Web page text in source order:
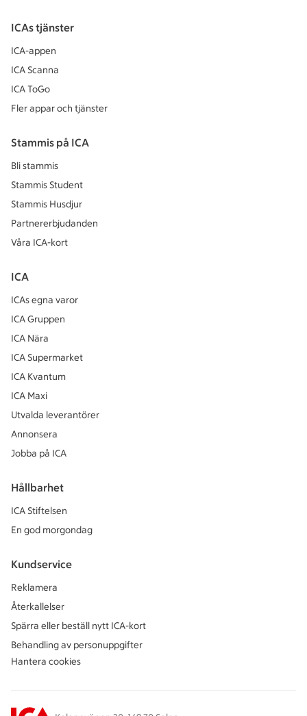
ICAs tjänster
ICA-appen
ICA Scanna
ICA ToGo
Fler appar och tjänster
Stammis på ICA
Bli stammis
Stammis Student
Stammis Husdjur
Partnererbjudanden
Våra ICA-kort
ICA
ICAs egna varor
ICA Gruppen
ICA Nära
ICA Supermarket
ICA Kvantum
ICA Maxi
Utvalda leverantörer
Annonsera
Jobba på ICA
Hållbarhet
ICA Stiftelsen
En god morgondag
Kundservice
Reklamera
Återkallelser
Spärra eller beställ nytt ICA-kort
Behandling av personuppgifter
Hantera cookies